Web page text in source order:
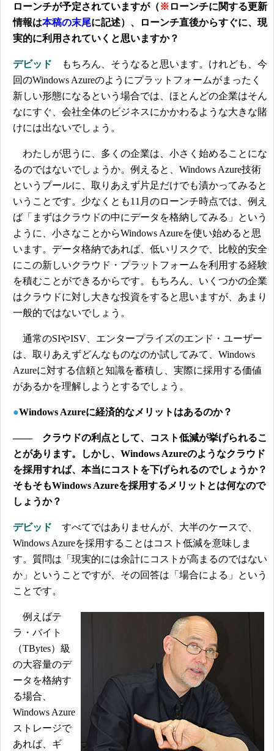
ローンチが予定されていますが（※ ローンチに関する更新
情報は本稿の末尾に記述）、ローンチ直後からすぐに、現
実的に利用されていくと思いますか？
デビッド もちろん、そうなると思います。けれども、今
回のWindows Azureのようにプラットフォームがまったく
新しい形態になるという場合では、ほとんどの企業はそん
なにすぐ、会社全体のビジネスにかかわるような大きな賭
けには出ないでしょう。
わたしが思うに、多くの企業は、小さく始めることにな
るのではないでしょうか。例えると、Windows Azure技術
というプールに、取りあえず片足だけでも漬かってみると
いうことです。少なくとも11月のローンチ時点では、例え
ば「まずはクラウドの中にデータを格納してみる」という
ように、小さなことからWindows Azureを使い始めると思
います。データ格納であれば、低いリスクで、比較的安全
にこの新しいクラウド・プラットフォームを利用する経験
を積むことができるからです。もちろん、いくつかの企業
はクラウドに対し大きな投資をすると思いますが、あまり
一般的ではないでしょう。
通常のSIやISV、エンタープライズのエンド・ユーザー
は、取りあえずどんなものなのか試してみて、Windows
Azureに対する信頼と知識を蓄積し、実際に採用する価値
があるかを理解しようとするでしょう。
●Windows Azureに経済的なメリットはあるのか？
―― クラウドの利点として、コスト低減が挙げられるこ
とがあります。しかし、Windows Azureのようなクラウド
を採用すれば、本当にコストを下げられるのでしょうか？
そもそもWindows Azureを採用するメリットとは何なので
しょうか？
デビッド すべてではありませんが、大半のケースで、
Windows Azureを採用することはコスト低減を意味しま
す。質問は「現実的には余計にコストが高まるのではない
か」ということですが、その回答は「場合による」という
ことです。
例えばテ
ラ・バイト
（TBytes）級
の大容量のデ
ータを格納す
る場合、
Windows Azure
ストレージで
あれば、ギ